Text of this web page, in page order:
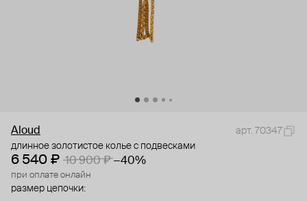
Aloud
арт. 70347
длинное золотистое колье с подвесками
6 540 ₽ 10 900 ₽ −40%
при оплате онлайн
размер цепочки: